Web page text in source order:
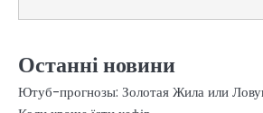
Останні новини
Ютуб-прогнозы: Золотая Жила или